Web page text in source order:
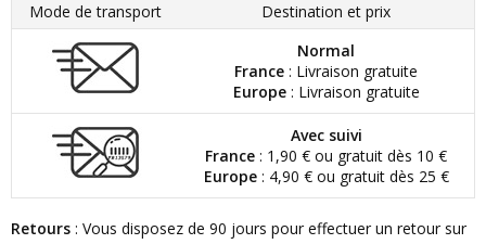
Mode de transport
Destination et prix
Normal
France : Livraison gratuite
Europe: Livraison gratuite
Avec suivi
France : 1,90 € ou gratuit dès 10 €
Europe: 4,90 € ou gratuit dès 25 €
Retours : Vous disposez de 90 jours pour effectuer un retour sur